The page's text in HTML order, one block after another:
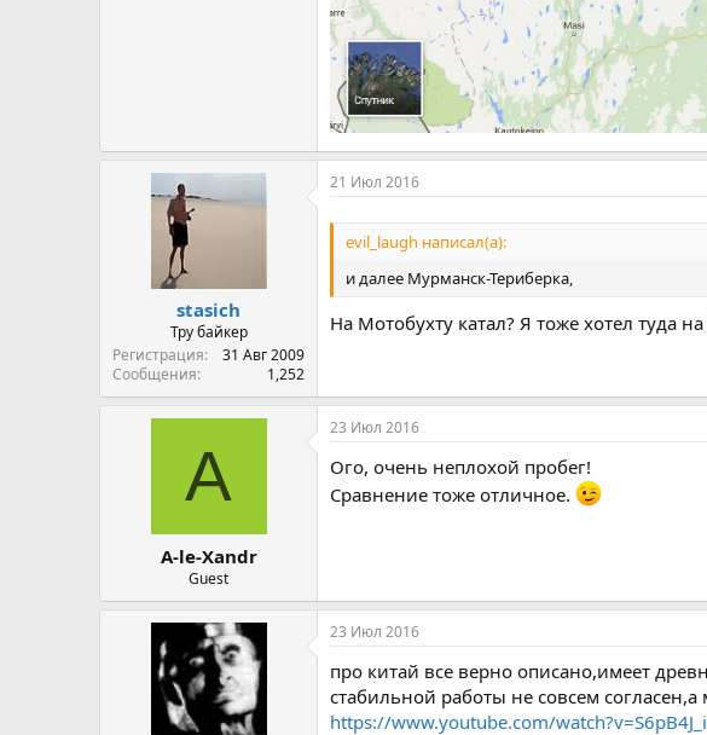
stasich
Тру байкер
Регистрация
31 Авг 2009
Сообщения
1,252
21 Июл 2016
evil_laugh написал(а):
и далее Мурманск-Териберка,
На Мотобухту катал? Я тоже хотел туда
A
A-le-Xandr
Guest
23 Июл 2016
Ого, очень неплохой пробег!
Сравнение тоже отличное.
23 Июл 2016
про китай все верно описано,имеет
стабильной работы не совсем
https://www.youtube.com/